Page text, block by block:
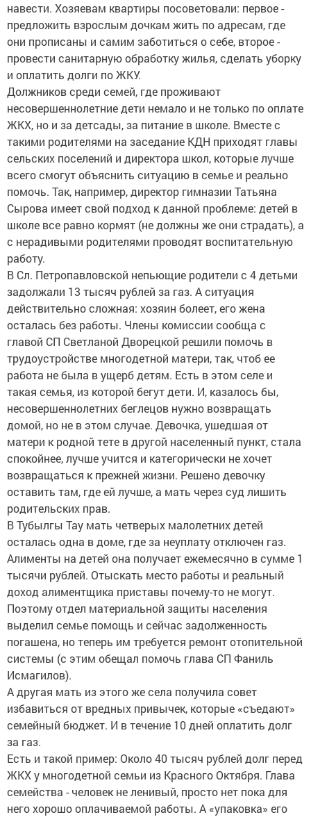
навести. Хозяевам квартиры посоветовали: первое -
предложить взрослым дочкам жить по адресам, где
они прописаны и самим заботиться о себе, второе -
провести санитарную обработку жилья, сделать уборку
и оплатить долги по ЖКУ.
Должников среди семей, где проживают
несовершеннолетние дети немало и не только по оплате
ЖКХ, но и за детсады, за питание в школе. Вместе с
такими родителями на заседание КДН приходят главы
сельских поселений и директора школ, которые лучше
всего смогут объяснить ситуацию в семье и реально
помочь. Так, например, директор гимназии Татьяна
Сырова имеет свой подход к данной проблеме: детей в
школе все равно кормят (не должны же они страдать), а
с нерадивыми родителями проводят воспитательную
работу.
В Сл. Петропавловской непьющие родители с 4 детьми
задолжали 13 тысяч рублей за газ. А ситуация
действительно сложная: хозяин болеет, его жена
осталась без работы. Члены комиссии сообща с
главой СП Светланой Дворецкой решили помочь в
трудоустройстве многодетной матери, так, чтоб ее
работа не была в ущерб детям. Есть в этом селе и
такая семья, из которой бегут дети. И, казалось бы,
несовершеннолетних беглецов нужно возвращать
домой, но не в этом случае. Девочка, ушедшая от
матери к родной тете в другой населенный пункт, стала
спокойнее, лучше учится и категорически не хочет
возвращаться к прежней жизни. Решено девочку
оставить там, где ей лучше, а мать через суд лишить
родительских прав.
В Тубылгы Тау мать четверых малолетних детей
осталась одна в доме, где за неуплату отключен газ.
Алименты на детей она получает ежемесячно в сумме 1
тысячи рублей. Отыскать место работы и реальный
доход алиментщика приставы почему-то не могут.
Поэтому отдел материальной защиты населения
выделил семье помощь и сейчас задолженность
погашена, но теперь им требуется ремонт отопительной
системы (с этим обещал помочь глава СП Фаниль
Исмагилов).
А другая мать из этого же села получила совет
избавиться от вредных привычек, которые «съедают»
семейный бюджет. И в течение 10 дней оплатить долг
за газ.
Есть и такой пример: Около 40 тысяч рублей долг перед
ЖКХ у многодетной семьи из Красного Октября. Глава
семейства - человек не ленивый, просто нет пока для
него хорошо оплачиваемой работы. А «упаковка» его